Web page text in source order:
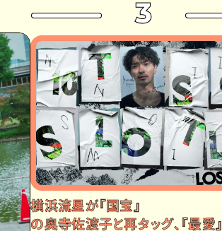
3
横浜流星が『国宝』
の奥寺佐渡子と再タッグ、『最愛』